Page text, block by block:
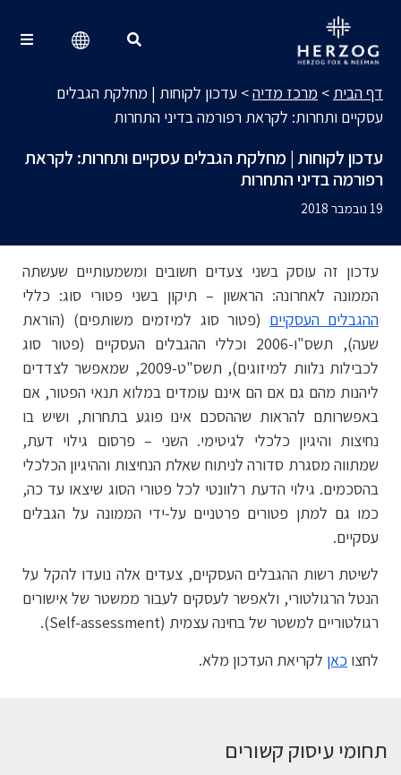
דף הבית > מרכז מדיה> עדכון לקוחות | מחלקת הגבלים
עסקיים ותחרות: לקראת רפורמה בדיני התחרות
עדכון לקוחות | מחלקת הגבלים עסקיים ותחרות: לקראת
רפורמה בדיני התחרות
19 נובמבר 2018
עדכון זה עוסק בשני צעדים חשובים ומשמעותיים שעשתה
הממונה לאחרונה: הראשון – תיקון בשני פטורי סוג: כללי
ההגבלים העסקיים (פטור סוג למיזמים משותפים) (הוראת
שעה), תשס"ו-2006 וכללי ההגבלים העסקיים (פטור סוג
לכבילות נלוות למיזוגים), תשס"ט-2009, שמאפשר לצדדים
ליהנות מהם גם אם הם אינם עומדים במלוא תנאי הפטור, אם
באפשרותם להראות שההסכם אינו פוגע בתחרות, ושיש בו
נחיצות והיגיון כלכלי לגיטימי. השני – פרסום גילוי דעת,
שמתווה מסגרת סדורה לניתוח שאלת הנחיצות וההיגיון הכלכלי
בהסכמים. גילוי הדעת רלוונטי לכל פטורי הסוג שיצאו עד כה,
כמו גם למתן פטורים פרטניים על-ידי הממונה על הגבלים
עסקיים.
לשיטת רשות ההגבלים העסקיים, צעדים אלה נועדו להקל על
הנטל הרגולטורי, ולאפשר לעסקים לעבור ממשטר של אישורים
רגולטוריים למשטר של בחינה עצמית (Self-assessment).
לחצו כאן לקריאת העדכון מלא.
תחומי עיסוק קשורים